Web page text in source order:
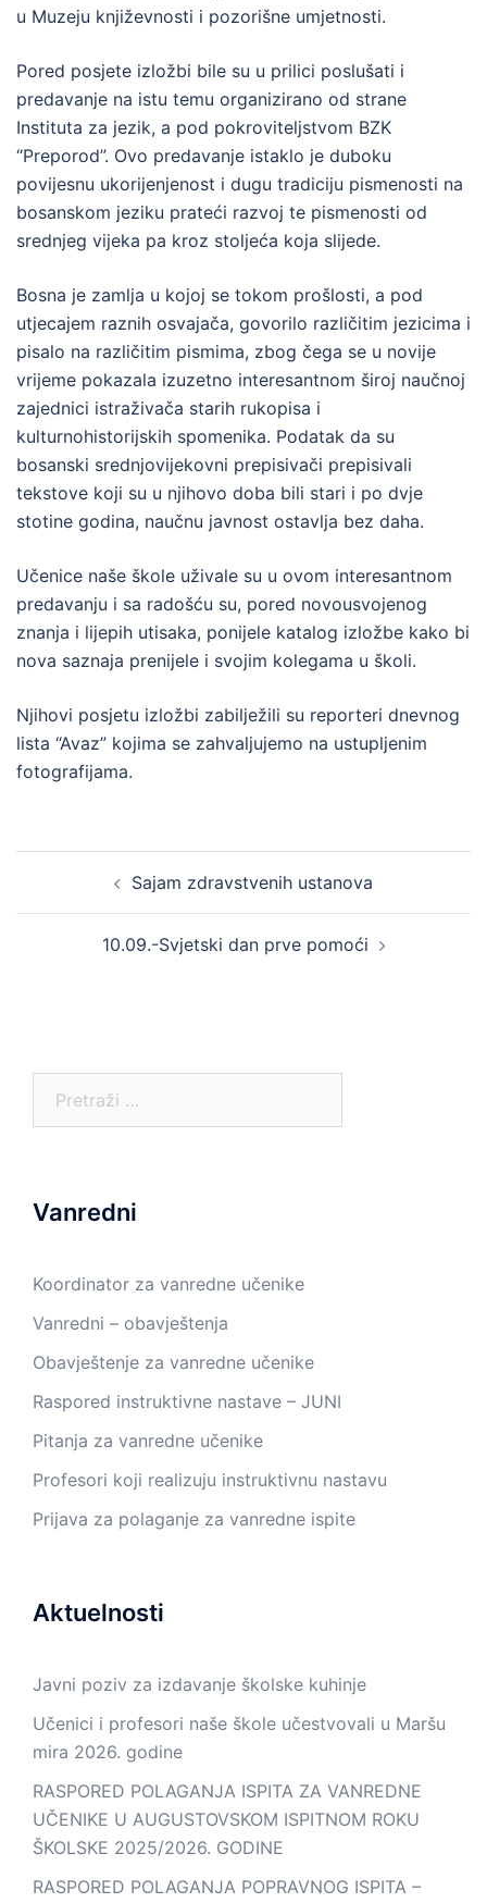
u Muzeju književnosti i pozorišne umjetnosti.
Pored posjete izložbi bile su u prilici poslušati i
predavanje na istu temu organizirano od strane
Instituta za jezik, a pod pokroviteljstvom BZK
“Preporod”. Ovo predavanje istaklo je duboku
povijesnu ukorijenjenost i dugu tradiciju pismenosti na
bosanskom jeziku prateći razvoj te pismenosti od
srednjeg vijeka pa kroz stoljeća koja slijede.
Bosna je zamlja u kojoj se tokom prošlosti, a pod
utjecajem raznih osvajača, govorilo različitim jezicima i
pisalo na različitim pismima, zbog čega se u novije
vrijeme pokazala izuzetno interesantnom široj naučnoj
zajednici istraživača starih rukopisa i
kulturnohistorijskih spomenika. Podatak da su
bosanski srednjovijekovni prepisivači prepisivali
tekstove koji su u njihovo doba bili stari i po dvje
stotine godina, naučnu javnost ostavlja bez daha.
Učenice naše škole uživale su u ovom interesantnom
predavanju i sa radošću su, pored novousvojenog
znanja i lijepih utisaka, ponijele katalog izložbe kako bi
nova saznaja prenijele i svojim kolegama u školi.
Njihovi posjetu izložbi zabilježili su reporteri dnevnog
lista “Avaz” kojima se zahvaljujemo na ustupljenim
fotografijama.
navigationSajam zdravstvenih ustanova
10.09.-Svjetski dan prve pomoći
Vanredni
Koordinator za vanredne učenike
Vanredni – obavještenja
Obavještenje za vanredne učenike
Raspored instruktivne nastave – JUNI
Pitanja za vanredne učenike
Profesori koji realizuju instruktivnu nastavu
Prijava za polaganje za vanredne ispite
Aktuelnosti
Javni poziv za izdavanje školske kuhinje
Učenici i profesori naše škole učestvovali u Maršu
mira 2026. godine
RASPORED POLAGANJA ISPITA ZA VANREDNE
UČENIKE U AUGUSTOVSKOM ISPITNOM ROKU
ŠKOLSKE 2025/2026. GODINE
RASPORED POLAGANJA POPRAVNOG ISPITA –